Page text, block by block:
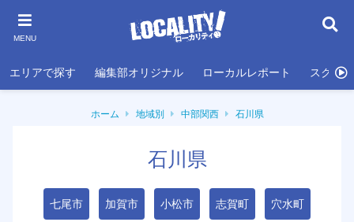
MENU
エリアで探す 編集部オリジナル ローカルレポート スクール
ホーム 地域別 中部関西 石川県
石川県
七尾市 加賀市 小松市 志賀町 穴水町